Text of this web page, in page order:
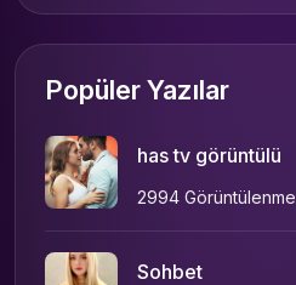
Popüler Yazılar
has tv görüntülü
2994 Görüntülenme
Sohbet